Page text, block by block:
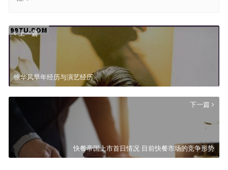
上一篇
徐华凤早年经历与演艺经历
下一篇
快餐帝国上市首日情况 目前快餐市场的竞争形势